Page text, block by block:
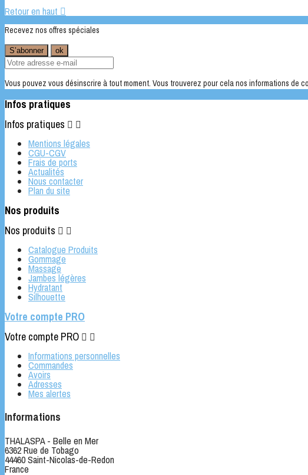
Retour en haut 
Recevez nos offres spéciales
Vous pouvez vous désinscrire à tout moment. Vous trouverez pour cela nos informations de
Infos pratiques
Infos pratiques  
Mentions légales
CGU-CGV
Frais de ports
Actualités
Nous contacter
Plan du site
Nos produits
Nos produits  
Catalogue Produits
Gommage
Massage
Jambes légères
Hydratant
Silhouette
Votre compte PRO
Votre compte PRO  
Informations personnelles
Commandes
Avoirs
Adresses
Mes alertes
Informations
THALASPA - Belle en Mer
6362 Rue de Tobago
44460 Saint-Nicolas-de-Redon
France